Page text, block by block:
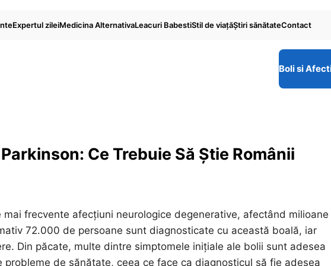
Expertul zileiMedicina AlternativaLeacuri BabestiStil de viaţăŞtiri sănătateContact
Boli si
Ce Trebuie Să Știe Românii
frecvente afecțiuni neurologice degenerative, afectând milioane
72.000 de persoane sunt diagnosticate cu această boală, iar
Din păcate, multe dintre simptomele inițiale ale bolii sunt adesea
de sănătate, ceea ce face ca diagnosticul să fie adesea